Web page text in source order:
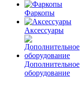
Фаркопы
Аксессуары
Дополнительное
оборудование